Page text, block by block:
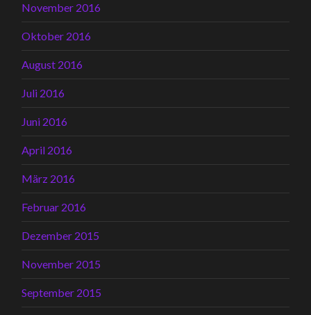
November 2016
Oktober 2016
August 2016
Juli 2016
Juni 2016
April 2016
März 2016
Februar 2016
Dezember 2015
November 2015
September 2015